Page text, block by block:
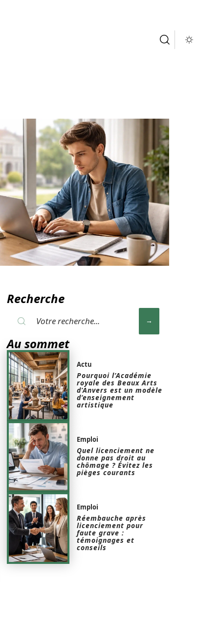
Recherche
Au sommet
Actu
Pourquoi l’Académie
royale des Beaux Arts
d’Anvers est un modèle
d’enseignement
artistique
Emploi
Quel licenciement ne
donne pas droit au
chômage ? Évitez les
pièges courants
Emploi
Réembauche après
licenciement pour
faute grave :
témoignages et
conseils